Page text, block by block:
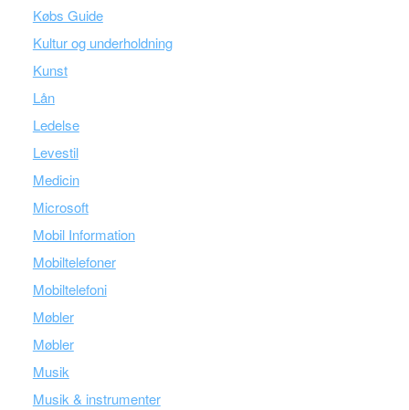
Købs Guide
Kultur og underholdning
Kunst
Lån
Ledelse
Levestil
Medicin
Microsoft
Mobil Information
Mobiltelefoner
Mobiltelefoni
Møbler
Møbler
Musik
Musik & instrumenter